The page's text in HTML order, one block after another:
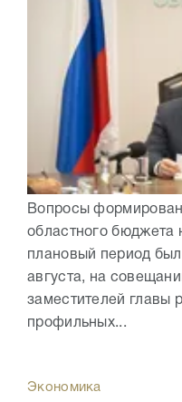
Вопросы
областного бюджета
плановый период
августа, на
заместителей главы
профильных...
Экономика